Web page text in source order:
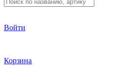
Войти
Корзина